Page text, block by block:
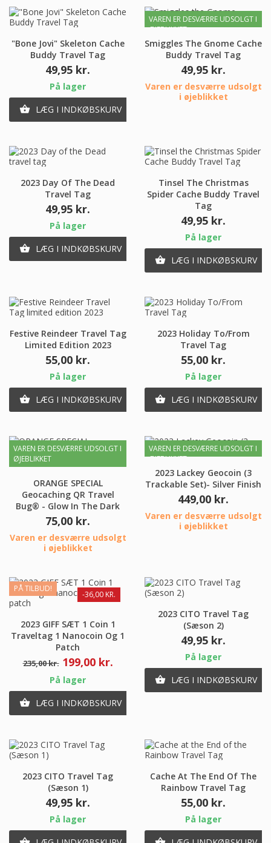
"Bone Jovi" Skeleton Cache
Buddy Travel Tag
Pris
49,95 kr.
På lager
 LÆG I INDKØBSKURV
VAREN ER DESVÆRRE UDSOLGT I
ØJEBLIKKET
Smiggles The Gnome Cache
Buddy Travel Tag
Pris
49,95 kr.
Varen er desværre udsolgt
i øjeblikket
2023 Day Of The Dead
Travel Tag
Pris
49,95 kr.
På lager
 LÆG I INDKØBSKURV
Tinsel The Christmas
Spider Cache Buddy Travel
Tag
Pris
49,95 kr.
På lager
 LÆG I INDKØBSKURV
Festive Reindeer Travel Tag
Limited Edition 2023
Pris
55,00 kr.
På lager
 LÆG I INDKØBSKURV
2023 Holiday To/From
Travel Tag
Pris
55,00 kr.
På lager
 LÆG I INDKØBSKURV
VAREN ER DESVÆRRE UDSOLGT I
ØJEBLIKKET
ORANGE SPECIAL
Geocaching QR Travel
Bug® - Glow In The Dark
Pris
75,00 kr.
Varen er desværre udsolgt
i øjeblikket
VAREN ER DESVÆRRE UDSOLGT I
ØJEBLIKKET
2023 Lackey Geocoin (3
Trackable Set)- Silver Finish
Pris
449,00 kr.
Varen er desværre udsolgt
i øjeblikket
PÅ TILBUD!
2023 GIFF SÆT 1 Coin 1
Traveltag 1 Nanocoin Og 1
Patch
Normalpris
235,00 kr.
-36,00 KR.
Pris
199,00 kr.
På lager
 LÆG I INDKØBSKURV
2023 CITO Travel Tag
(Sæson 2)
Pris
49,95 kr.
På lager
 LÆG I INDKØBSKURV
2023 CITO Travel Tag
(Sæson 1)
Pris
49,95 kr.
På lager
Cache At The End Of The
Rainbow Travel Tag
Pris
55,00 kr.
På lager